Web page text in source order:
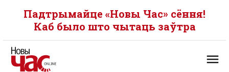
Падтрымайце «Новы Час» сёння!
Каб было што чытаць заўтра